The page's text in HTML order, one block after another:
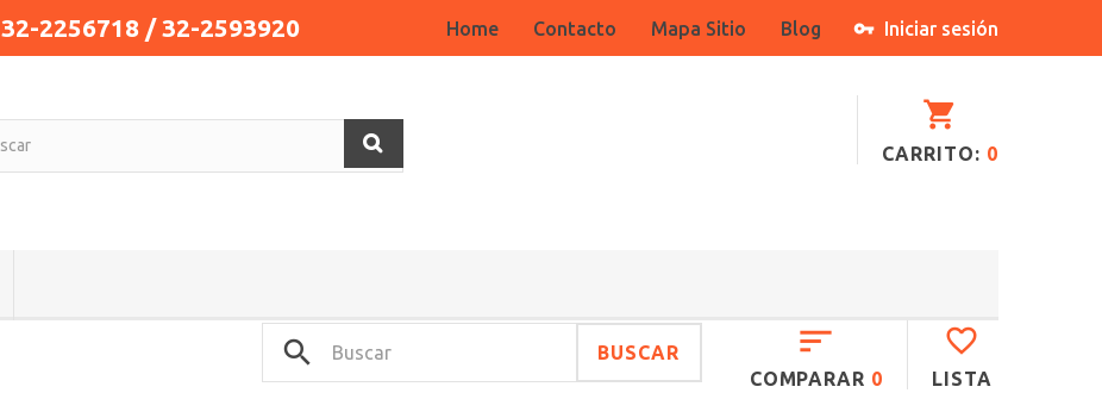
Iniciar sesión
Home Contacto Mapa Sitio Blog
32-2256718 / 32-2593920
CARRITO: 0
COMPARAR 0 LISTA
BUSCAR